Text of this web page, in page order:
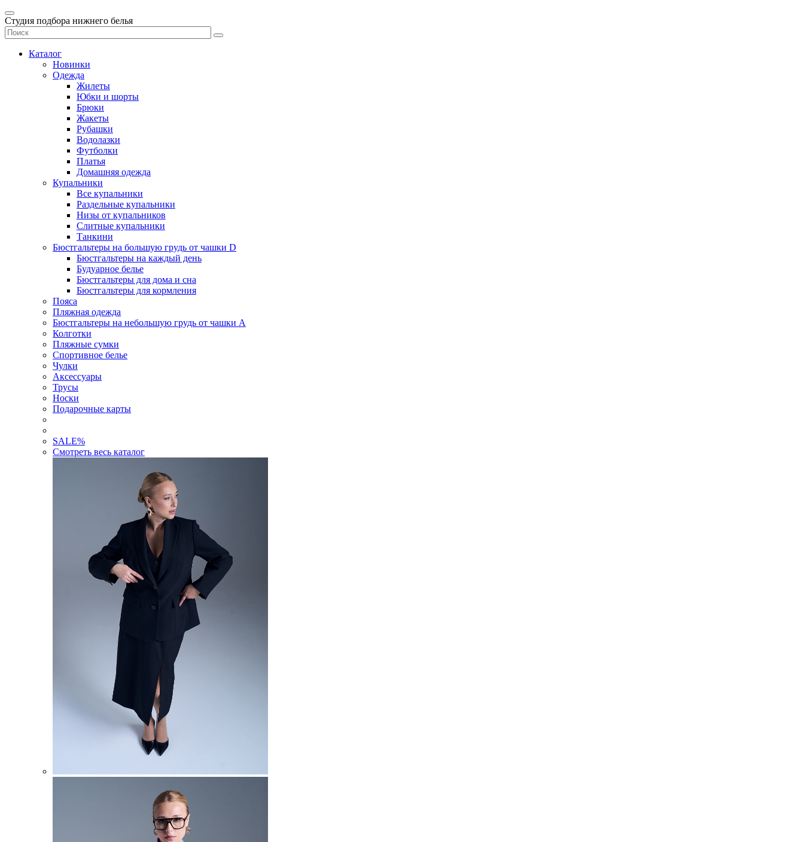
Студия подбора нижнего белья
Каталог
Новинки
Одежда
Жилеты
Юбки и шорты
Брюки
Жакеты
Рубашки
Водолазки
Футболки
Платья
Домашняя одежда
Купальники
Все купальники
Раздельные купальники
Низы от купальников
Слитные купальники
Танкини
Бюстгальтеры на большую грудь от чашки D
Бюстгальтеры на каждый день
Будуарное белье
Бюстгальтеры для дома и сна
Бюстгальтеры для кормления
Пояса
Пляжная одежда
Бюстгальтеры на небольшую грудь от чашки А
Колготки
Пляжные сумки
Спортивное белье
Чулки
Аксессуары
Трусы
Носки
Подарочные карты
SALE%
Смотреть весь каталог